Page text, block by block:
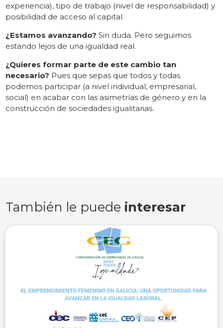
experiencia), tipo de trabajo (nivel de responsabilidad) y
posibilidad de acceso al capital.
¿Estamos avanzando? Sin duda. Pero seguimos
estando lejos de una igualdad real.
¿Quieres formar parte de este cambio tan
necesario? Pues que sepas que todos y todas
podemos participar (a nivel individual, empresarial,
social) en acabar con las asimetrías de género y en la
construcción de sociedades igualitarias.
También le puede interesar